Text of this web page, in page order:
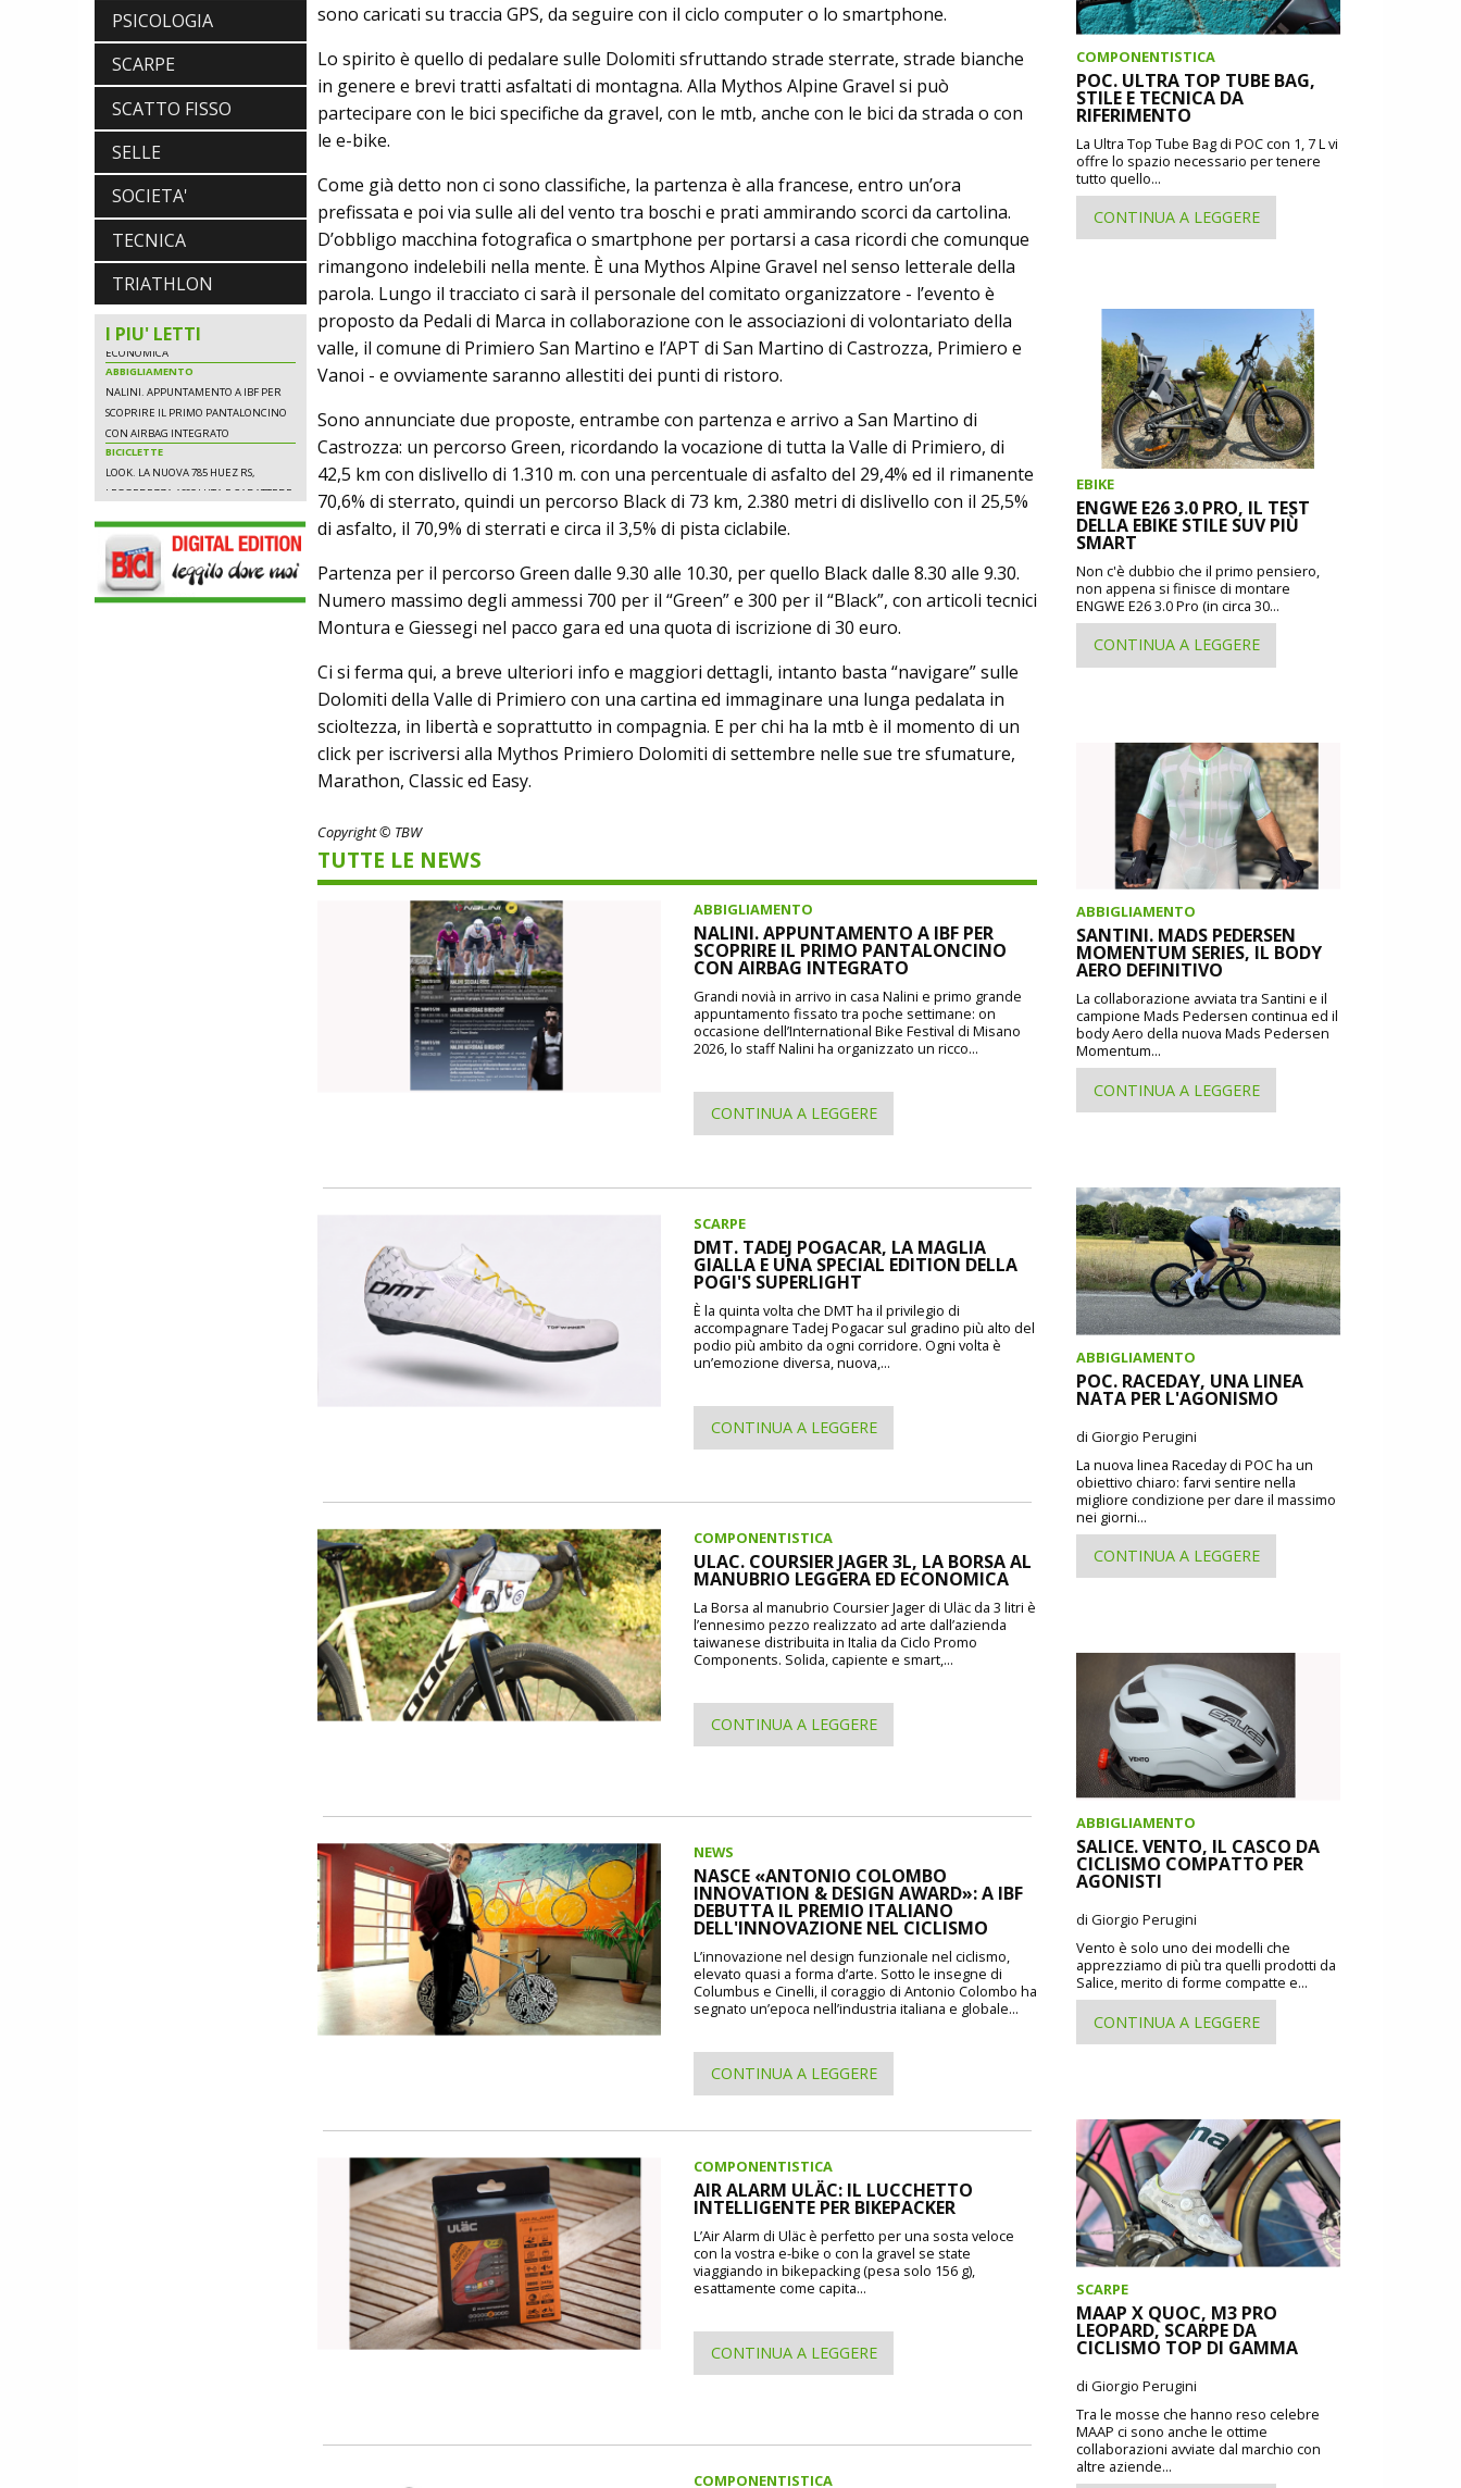
PSICOLOGIA
SCARPE
SCATTO FISSO
SELLE
SOCIETA'
TECNICA
TRIATHLON
I PIU' LETTI
LOOK. LA NUOVA 785 HUEZ RS,
LEGGEREZZA ASSOLUTA E CARATTERE
PER DOMINARE LE VETTE PIU' DURE
SCARPE
DMT. TADEJ POGACAR, LA MAGLIA
GIALLA E UNA SPECIAL EDITION DELLA
POGI'S SUPERLIGHT
COMPONENTISTICA
ULAC. COURSIER JAGER 3L, LA BORSA
AL MANUBRIO LEGGERA ED
ABBIGLIAMENTO
NALINI. APPUNTAMENTO A IBF PER
SCOPRIRE IL PRIMO PANTALONCINO
CON AIRBAG INTEGRATO
BICICLETTE
LOOK. LA NUOVA 785 HUEZ RS,
LEGGEREZZA ASSOLUTA E CARATTERE
PER DOMINARE LE VETTE PIU' DURE
SCARPE
DMT. TADEJ POGACAR, LA MAGLIA
GIALLA E UNA SPECIAL EDITION DELLA
sono caricati su traccia GPS, da seguire con il ciclo computer o lo smartphone.
Lo spirito è quello di pedalare sulle Dolomiti sfruttando strade sterrate, strade bianche
in genere e brevi tratti asfaltati di montagna. Alla Mythos Alpine Gravel si può
partecipare con le bici specifiche da gravel, con le mtb, anche con le bici da strada o con
le e-bike.
Come già detto non ci sono classifiche, la partenza è alla francese, entro un’ora
prefissata e poi via sulle ali del vento tra boschi e prati ammirando scorci da cartolina.
D’obbligo macchina fotografica o smartphone per portarsi a casa ricordi che comunque
rimangono indelebili nella mente. È una Mythos Alpine Gravel nel senso letterale della
parola. Lungo il tracciato ci sarà il personale del comitato organizzatore - l’evento è
proposto da Pedali di Marca in collaborazione con le associazioni di volontariato della
valle, il comune di Primiero San Martino e l’APT di San Martino di Castrozza, Primiero e
Vanoi - e ovviamente saranno allestiti dei punti di ristoro.
Sono annunciate due proposte, entrambe con partenza e arrivo a San Martino di
Castrozza: un percorso Green, ricordando la vocazione di tutta la Valle di Primiero, di
42,5 km con dislivello di 1.310 m. con una percentuale di asfalto del 29,4% ed il rimanente
70,6% di sterrato, quindi un percorso Black di 73 km, 2.380 metri di dislivello con il 25,5%
di asfalto, il 70,9% di sterrati e circa il 3,5% di pista ciclabile.
Partenza per il percorso Green dalle 9.30 alle 10.30, per quello Black dalle 8.30 alle 9.30.
Numero massimo degli ammessi 700 per il “Green” e 300 per il “Black”, con articoli tecnici
Montura e Giessegi nel pacco gara ed una quota di iscrizione di 30 euro.
Ci si ferma qui, a breve ulteriori info e maggiori dettagli, intanto basta “navigare” sulle
Dolomiti della Valle di Primiero con una cartina ed immaginare una lunga pedalata in
scioltezza, in libertà e soprattutto in compagnia. E per chi ha la mtb è il momento di un
click per iscriversi alla Mythos Primiero Dolomiti di settembre nelle sue tre sfumature,
Marathon, Classic ed Easy.
Copyright © TBW
TUTTE LE NEWS
ABBIGLIAMENTO
NALINI. APPUNTAMENTO A IBF PER
SCOPRIRE IL PRIMO PANTALONCINO
CON AIRBAG INTEGRATO
Grandi novià in arrivo in casa Nalini e primo grande
appuntamento fissato tra poche settimane: on
occasione dell’International Bike Festival di Misano
2026, lo staff Nalini ha organizzato un ricco...
CONTINUA A LEGGERE
SCARPE
DMT. TADEJ POGACAR, LA MAGLIA
GIALLA E UNA SPECIAL EDITION DELLA
POGI'S SUPERLIGHT
È la quinta volta che DMT ha il privilegio di
accompagnare Tadej Pogacar sul gradino più alto del
podio più ambito da ogni corridore. Ogni volta è
un’emozione diversa, nuova,...
CONTINUA A LEGGERE
COMPONENTISTICA
ULAC. COURSIER JAGER 3L, LA BORSA AL
MANUBRIO LEGGERA ED ECONOMICA
La Borsa al manubrio Coursier Jager di Uläc da 3 litri è
l’ennesimo pezzo realizzato ad arte dall’azienda
taiwanese distribuita in Italia da Ciclo Promo
Components. Solida, capiente e smart,...
CONTINUA A LEGGERE
NEWS
NASCE «ANTONIO COLOMBO
INNOVATION & DESIGN AWARD»: A IBF
DEBUTTA IL PREMIO ITALIANO
DELL'INNOVAZIONE NEL CICLISMO
L’innovazione nel design funzionale nel ciclismo,
elevato quasi a forma d’arte. Sotto le insegne di
Columbus e Cinelli, il coraggio di Antonio Colombo ha
segnato un’epoca nell’industria italiana e globale...
CONTINUA A LEGGERE
COMPONENTISTICA
AIR ALARM ULÄC: IL LUCCHETTO
INTELLIGENTE PER BIKEPACKER
L’Air Alarm di Uläc è perfetto per una sosta veloce
con la vostra e-bike o con la gravel se state
viaggiando in bikepacking (pesa solo 156 g),
esattamente come capita...
CONTINUA A LEGGERE
COMPONENTISTICA
COMPONENTISTICA
POC. ULTRA TOP TUBE BAG,
STILE E TECNICA DA
RIFERIMENTO
La Ultra Top Tube Bag di POC con 1, 7 L vi
offre lo spazio necessario per tenere
tutto quello...
CONTINUA A LEGGERE
EBIKE
ENGWE E26 3.0 PRO, IL TEST
DELLA EBIKE STILE SUV PIÙ
SMART
Non c'è dubbio che il primo pensiero,
non appena si finisce di montare
ENGWE E26 3.0 Pro (in circa 30...
CONTINUA A LEGGERE
ABBIGLIAMENTO
SANTINI. MADS PEDERSEN
MOMENTUM SERIES, IL BODY
AERO DEFINITIVO
La collaborazione avviata tra Santini e il
campione Mads Pedersen continua ed il
body Aero della nuova Mads Pedersen
Momentum...
CONTINUA A LEGGERE
ABBIGLIAMENTO
POC. RACEDAY, UNA LINEA
NATA PER L'AGONISMO
di Giorgio Perugini
La nuova linea Raceday di POC ha un
obiettivo chiaro: farvi sentire nella
migliore condizione per dare il massimo
nei giorni...
CONTINUA A LEGGERE
ABBIGLIAMENTO
SALICE. VENTO, IL CASCO DA
CICLISMO COMPATTO PER
AGONISTI
di Giorgio Perugini
Vento è solo uno dei modelli che
apprezziamo di più tra quelli prodotti da
Salice, merito di forme compatte e...
CONTINUA A LEGGERE
SCARPE
MAAP X QUOC, M3 PRO
LEOPARD, SCARPE DA
CICLISMO TOP DI GAMMA
di Giorgio Perugini
Tra le mosse che hanno reso celebre
MAAP ci sono anche le ottime
collaborazioni avviate dal marchio con
altre aziende...